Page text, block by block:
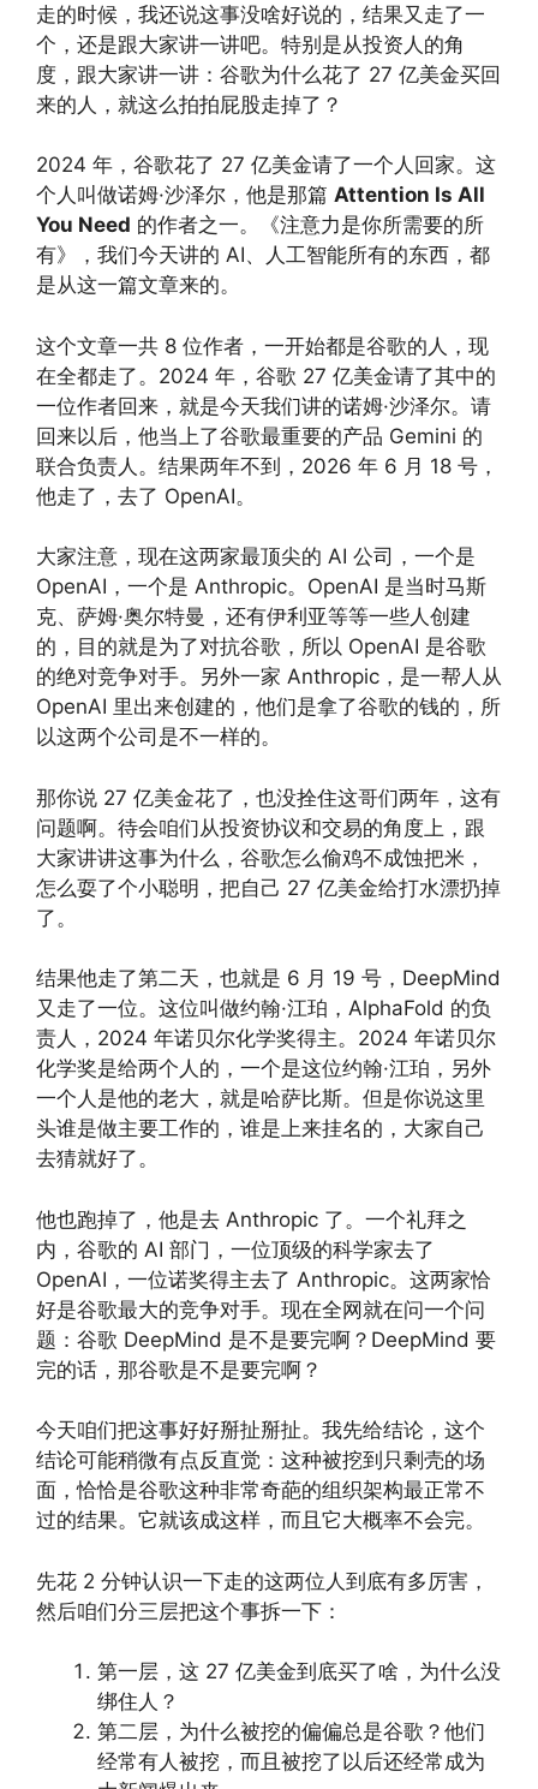
走的时候，我还说这事没啥好说的，结果又走了一
个，还是跟大家讲一讲吧。特别是从投资人的角
度，跟大家讲一讲：谷歌为什么花了 27 亿美金买回
来的人，就这么拍拍屁股走掉了？
2024 年，谷歌花了 27 亿美金请了一个人回家。这
个人叫做诺姆·沙泽尔，他是那篇 Attention Is All
You Need 的作者之一。《注意力是你所需要的所
有》，我们今天讲的 AI、人工智能所有的东西，都
是从这一篇文章来的。
这个文章一共 8 位作者，一开始都是谷歌的人，现
在全都走了。2024 年，谷歌 27 亿美金请了其中的
一位作者回来，就是今天我们讲的诺姆·沙泽尔。请
回来以后，他当上了谷歌最重要的产品 Gemini 的
联合负责人。结果两年不到，2026 年 6 月 18 号，
他走了，去了 OpenAI。
大家注意，现在这两家最顶尖的 AI 公司，一个是
OpenAI，一个是 Anthropic。OpenAI 是当时马斯
克、萨姆·奥尔特曼，还有伊利亚等等一些人创建
的，目的就是为了对抗谷歌，所以 OpenAI 是谷歌
的绝对竞争对手。另外一家 Anthropic，是一帮人从
OpenAI 里出来创建的，他们是拿了谷歌的钱的，所
以这两个公司是不一样的。
那你说 27 亿美金花了，也没拴住这哥们两年，这有
问题啊。待会咱们从投资协议和交易的角度上，跟
大家讲讲这事为什么，谷歌怎么偷鸡不成蚀把米，
怎么耍了个小聪明，把自己 27 亿美金给打水漂扔掉
了。
结果他走了第二天，也就是 6 月 19 号，DeepMind
又走了一位。这位叫做约翰·江珀，AlphaFold 的负
责人，2024 年诺贝尔化学奖得主。2024 年诺贝尔
化学奖是给两个人的，一个是这位约翰·江珀，另外
一个人是他的老大，就是哈萨比斯。但是你说这里
头谁是做主要工作的，谁是上来挂名的，大家自己
去猜就好了。
他也跑掉了，他是去 Anthropic 了。一个礼拜之
内，谷歌的 AI 部门，一位顶级的科学家去了
OpenAI，一位诺奖得主去了 Anthropic。这两家恰
好是谷歌最大的竞争对手。现在全网就在问一个问
题：谷歌 DeepMind 是不是要完啊？DeepMind 要
完的话，那谷歌是不是要完啊？
今天咱们把这事好好掰扯掰扯。我先给结论，这个
结论可能稍微有点反直觉：这种被挖到只剩壳的场
面，恰恰是谷歌这种非常奇葩的组织架构最正常不
过的结果。它就该成这样，而且它大概率不会完。
先花 2 分钟认识一下走的这两位人到底有多厉害，
然后咱们分三层把这个事拆一下：
第一层，这 27 亿美金到底买了啥，为什么没
绑住人？
第二层，为什么被挖的偏偏总是谷歌？他们
经常有人被挖，而且被挖了以后还经常成为